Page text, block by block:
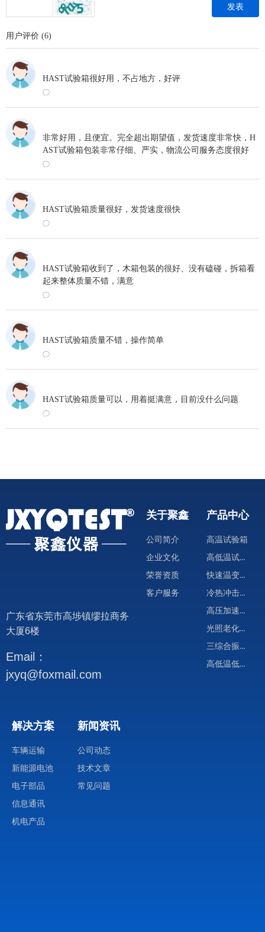
发表
用户评价 (6)
HAST试验箱很好用，不占地方，好评
ꂖ
非常好用，且便宜。完全超出期望值，发货速度非常快，H
AST试验箱包装非常仔细、严实，物流公司服务态度很好
ꂖ
HAST试验箱质量很好，发货速度很快
ꂖ
HAST试验箱收到了，木箱包装的很好、没有磕碰，拆箱看
起来整体质量不错，满意
ꂖ
HAST试验箱质量不错，操作简单
ꂖ
HAST试验箱质量可以，用着挺满意，目前没什么问题
ꂖ
广东省东莞市高埗镇缪拉商务
大厦6楼
关于聚鑫
公司简介
企业文化
荣誉资质
客户服务
产品中心
高温试验箱
高低温试验箱
快速温变试验箱
冷热冲击试验箱
高压加速试验箱
光照老化试验箱
三综合振动试验箱
高低温低气压试验箱
解决方案
车辆运输
新能源电池
电子部品
信息通讯
机电产品
新闻资讯
公司动态
技术文章
常见问题
Email：
jxyq@foxmail.com